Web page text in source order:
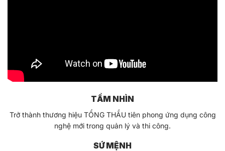
TẦM NHÌN
Trở thành thương hiệu TỔNG THẦU tiên phong ứng dụng công
nghệ mới trong quản lý và thi công.
SỨ MỆNH